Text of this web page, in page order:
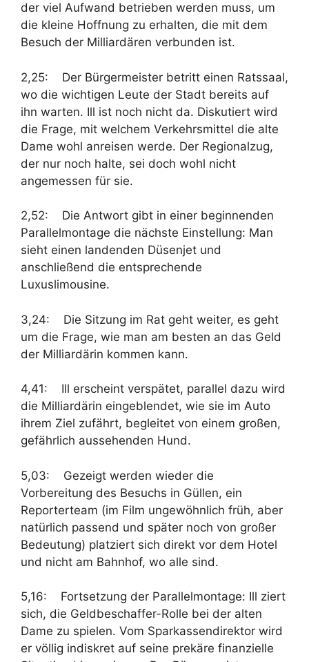
der viel Aufwand betrieben werden muss, um
die kleine Hoffnung zu erhalten, die mit dem
Besuch der Milliardären verbunden ist.
2,25: Der Bürgermeister betritt einen Ratssaal,
wo die wichtigen Leute der Stadt bereits auf
ihn warten. Ill ist noch nicht da. Diskutiert wird
die Frage, mit welchem Verkehrsmittel die alte
Dame wohl anreisen werde. Der Regionalzug,
der nur noch halte, sei doch wohl nicht
angemessen für sie.
2,52: Die Antwort gibt in einer beginnenden
Parallelmontage die nächste Einstellung: Man
sieht einen landenden Düsenjet und
anschließend die entsprechende
Luxuslimousine.
3,24: Die Sitzung im Rat geht weiter, es geht
um die Frage, wie man am besten an das Geld
der Milliardärin kommen kann.
4,41: Ill erscheint verspätet, parallel dazu wird
die Milliardärin eingeblendet, wie sie im Auto
ihrem Ziel zufährt, begleitet von einem großen,
gefährlich aussehenden Hund.
5,03: Gezeigt werden wieder die
Vorbereitung des Besuchs in Güllen, ein
Reporterteam (im Film ungewöhnlich früh, aber
natürlich passend und später noch von großer
Bedeutung) platziert sich direkt vor dem Hotel
und nicht am Bahnhof, wo alle sind.
5,16: Fortsetzung der Parallelmontage: Ill ziert
sich, die Geldbeschaffer-Rolle bei der alten
Dame zu spielen. Vom Sparkassendirektor wird
er völlig indiskret auf seine prekäre finanzielle